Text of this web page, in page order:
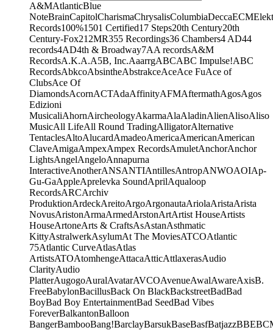
A&MAtlanticBlue
NoteBrainCapitolCharismaChrysalisColumbiaDeccaECM
Records100%1501 Certified17 Steps20th Century20th
Century-Fox21 2MR355 Recordings36 Chambers4 AD44
records4AD4th & Broadway7AA recordsA&M
RecordsA.K.A.A5B, Inc.AaarrgABCABC Impulse!ABC
RecordsAbkcoAbsintheAbstrakceAceAce FuAce of
ClubsAce Of
DiamondsAcornACTAdaAffinityAFMAftermathAgosAgos
Edizioni
MusicaliAhornAircheologyAkarmaAlaAladinAlienAlisoAliso
MusicAll LifeAll Round TradingAlligatorAlternative
TentaclesAltoAlucardAmadeoAmericaAmericanAmerican
ClaveAmigaAmpexAmpex RecordsAmuletAnchorAnchor
LightsAngelAngeloAnnapurna
InteractiveAnotherANSANTIAntillesAntropANWOAOIAp-
Gu-GaAppleAprelevka SoundAprilAqualoop
RecordsARCArchiv
ProduktionArdeckAreitoArgoArgonautaAriolaAristaArista
NovusAristonArmaArmedArstonArtArtist HouseArtists
HouseArtoneArts & CraftsAsAstanAsthmatic
KittyAstralwerkAsylumAt The MoviesATCOAtlantic
75Atlantic CurveAtlasAtlas
ArtistsATOAtomhengeAttacaAtticAttlaxerasAudio
ClarityAudio
PlatterAugogoAuralAvatarAVCOAvenueAwalAwareAxisB.
FreeBabylonBacillusBack On BlackBackstreetBadBad
BoyBad Boy EntertainmentBad SeedBad Vibes
ForeverBalkantonBalloon
BangerBambooBang!BarclayBarsukBaseBasfBatjazzBBE